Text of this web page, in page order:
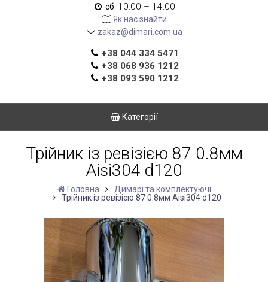
сб. 10:00 – 14:00
Як нас знайти
zakaz@dimari.com.ua
+38 044 334 5471
+38 068 936 1212
+38 093 590 1212
Категорії
Трійник із ревізією 87 0.8мм
Aisi304 d120
Головна
Димарі та комплектуючі
Трійник із ревізією 87 0.8мм Aisi304 d120